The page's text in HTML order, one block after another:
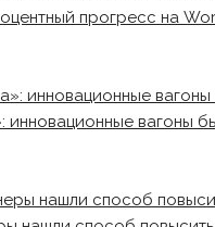
прогресс на
инновационные вагоны